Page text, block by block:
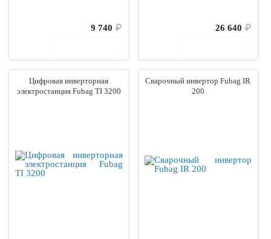
9 740 ₽
26 640 ₽
Цифровая инверторная
электростанция Fubag TI 3200
Сварочный инвертор Fubag IR
200